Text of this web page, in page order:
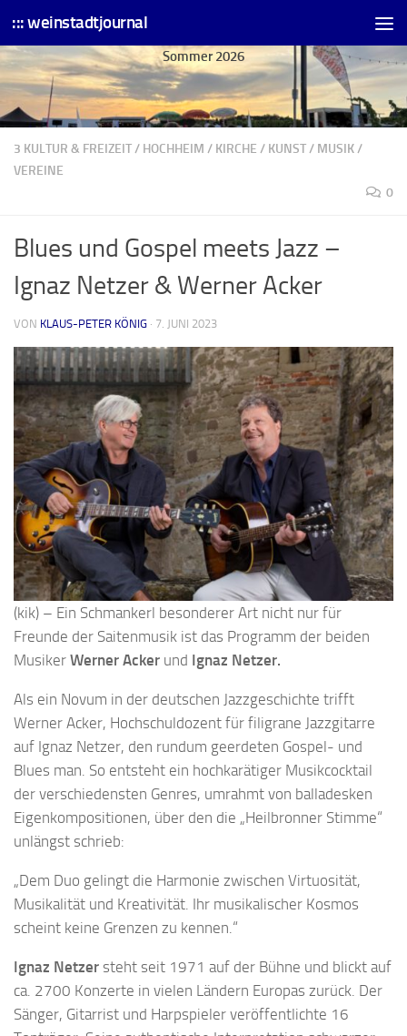
Skip to content
::: weinstadtjournal
Sommer 2026
3 KULTUR & FREIZEIT/ HOCHHEIM / KIRCHE / KUNST/ MUSIK/
VEREINE
0
Blues und Gospel meets Jazz –
Ignaz Netzer & Werner Acker
VON KLAUS-PETER KÖNIG · 7. JUNI 2023
(kik) – Ein Schmankerl besonderer Art nicht nur für
Freunde der Saitenmusik ist das Programm der beiden
Musiker Werner Acker und Ignaz Netzer.
Als ein Novum in der deutschen Jazzgeschichte trifft
Werner Acker, Hochschuldozent für filigrane Jazzgitarre
auf Ignaz Netzer, den rundum geerdeten Gospel- und
Blues man. So entsteht ein hochkarätiger Musikcocktail
der verschiedensten Genres, umrahmt von balladesken
Eigenkompositionen, über den die „Heilbronner Stimme“
unlängst schrieb:
„Dem Duo gelingt die Harmonie zwischen Virtuosität,
Musikalität und Kreativität. Ihr musikalischer Kosmos
scheint keine Grenzen zu kennen.“
Ignaz Netzer steht seit 1971 auf der Bühne und blickt auf
ca. 2700 Konzerte in vielen Ländern Europas zurück. Der
Sänger, Gitarrist und Harpspieler veröffentlichte 16